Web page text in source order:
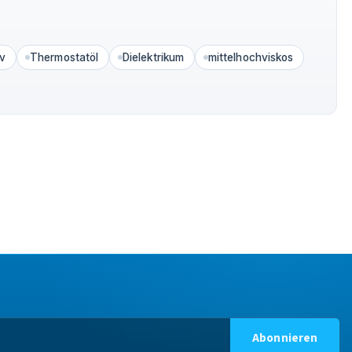
Thermostatöl Dielektrikum mittelhochviskos
Abonnieren